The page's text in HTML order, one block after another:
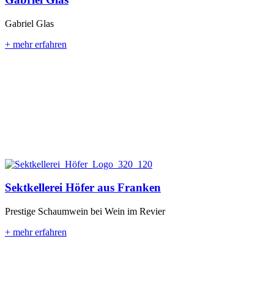
Gabriel Glas
+ mehr erfahren
Sektkellerei Höfer aus Franken
Prestige Schaumwein bei Wein im Revier
+ mehr erfahren